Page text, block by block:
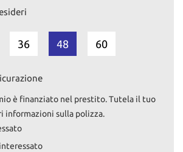
36 48 60
è finanziato nel prestito. Tutela il tuo
informazioni sulla polizza.